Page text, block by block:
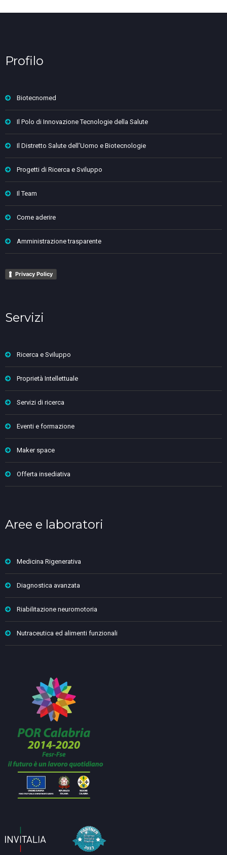
Profilo
Biotecnomed
Il Polo di Innovazione Tecnologie della Salute
Il Distretto Salute dell’Uomo e Biotecnologie
Progetti di Ricerca e Sviluppo
Il Team
Come aderire
Amministrazione trasparente
Privacy Policy
Servizi
Ricerca e Sviluppo
Proprietà Intellettuale
Servizi di ricerca
Eventi e formazione
Maker space
Offerta insediativa
Aree e laboratori
Medicina Rigenerativa
Diagnostica avanzata
Riabilitazione neuromotoria
Nutraceutica ed alimenti funzionali